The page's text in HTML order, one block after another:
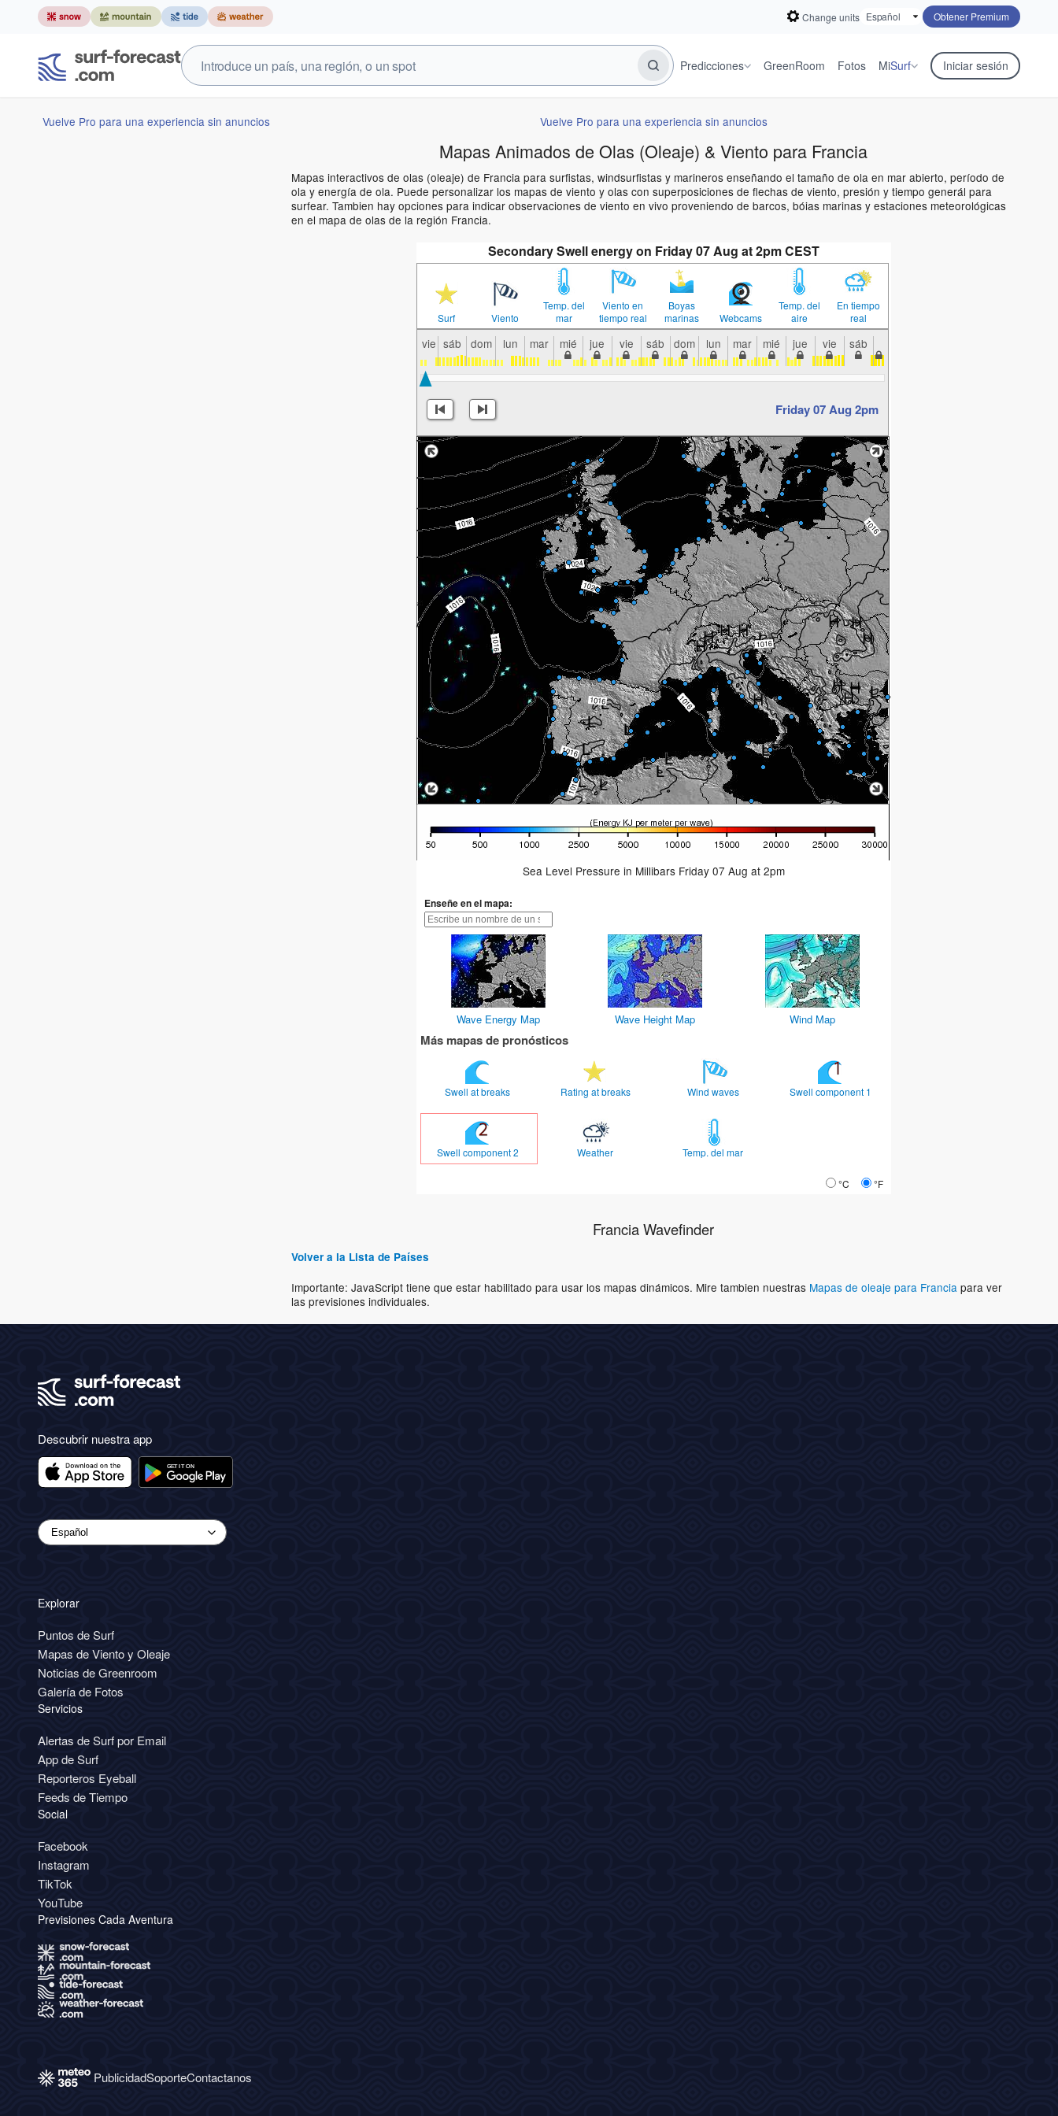
Change units Obtener Premium
Predicciones GreenRoom Fotos MiSurf Iniciar sesión
Vuelve Pro para una experiencia sin anuncios Vuelve Pro para una experiencia sin anuncios
Mapas Animados de Olas (Oleaje) & Viento para Francia
Mapas interactivos de olas (oleaje) de Francia para surfistas, windsurfistas y marineros enseñando el tamaño de ola en mar abierto, período de
ola y energía de ola. Puede personalizar los mapas de viento y olas con superposiciones de flechas de viento, presión y tiempo generál para
surfear. Tambien hay opciones para indicar observaciones de viento en vivo proveniendo de barcos, bóias marinas y estaciones meteorológicas
en el mapa de olas de la región Francia.
Secondary Swell energy on Friday 07 Aug at 2pm CEST
Surf Viento
Temp. del
mar
Viento en
tiempo real
Boyas
marinas
Webcams
Temp. del
aire
En tiempo
real
vie sáb dom lun mar mié jue vie sáb dom lun mar mié jue vie sáb
Friday 07 Aug 2pm
Sea Level Pressure in Millibars Friday 07 Aug at 2pm
Enseñe en el mapa:
Wave Energy Map Wave Height Map Wind Map
Más mapas de pronósticos
Swell at breaks Rating at breaks Wind waves Swell component 1
Swell component 2 Weather Temp. del mar
°C °F
Francia Wavefinder
Volver a la Lista de Países
Importante: JavaScript tiene que estar habilitado para usar los mapas dinámicos. Mire tambien nuestras Mapas de oleaje para Francia para ver
las previsiones individuales.
Descubrir nuestra app
Explorar
Puntos de Surf
Mapas de Viento y Oleaje
Noticias de Greenroom
Galería de Fotos
Servicios
Alertas de Surf por Email
App de Surf
Reporteros Eyeball
Feeds de Tiempo
Social
Facebook
Instagram
TikTok
YouTube
Previsiones Cada Aventura
PublicidadSoporteContactanos